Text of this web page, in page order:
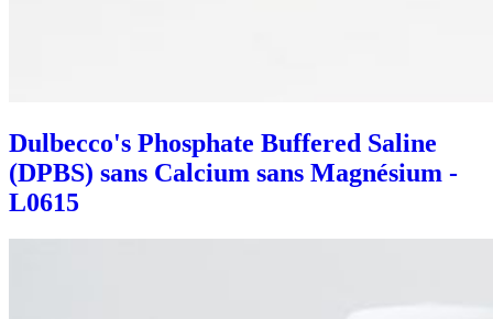
Dulbecco's Phosphate Buffered Saline
(DPBS) sans Calcium sans Magnésium -
L0615